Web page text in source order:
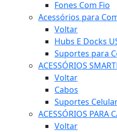
Fones Com Fio
Acessórios para
Voltar
Hubs E Docks
Suportes para
ACESSÓRIOS
Voltar
Cabos
Suportes
ACESSÓRIOS PARA
Voltar